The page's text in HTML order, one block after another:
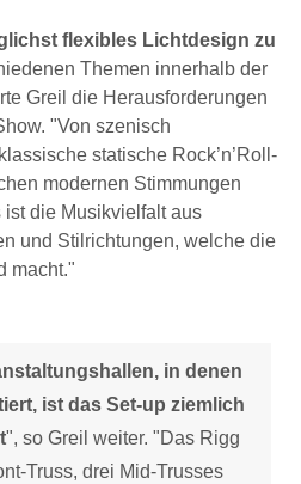
flexibles Lichtdesign zu
Themen innerhalb der
Greil die Herausforderungen
"Von szenisch
statische Rock’n’Roll-
modernen Stimmungen
die Musikvielfalt aus
und Stilrichtungen, welche die
macht."
in denen
ist das Set-up ziemlich
", so Greil weiter. "Das Rigg
Truss, drei Mid-Trusses